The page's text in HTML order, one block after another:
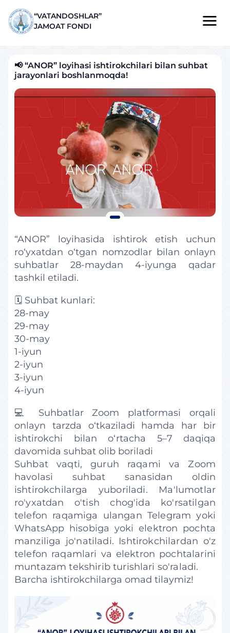
“VATANDOSHLAR”
JAMOAT FONDI
📢 “ANOR” loyihasi ishtirokchilari bilan suhbat
jarayonlari boshlanmoqda!
“ANOR” loyihasida ishtirok etish uchun
ro‘yxatdan o‘tgan nomzodlar bilan onlayn
suhbatlar 28-maydan 4-iyunga qadar
tashkil etiladi.
🗓 Suhbat kunlari:
28-may
29-may
30-may
1-iyun
2-iyun
3-iyun
4-iyun
💻 Suhbatlar Zoom platformasi orqali
onlayn tarzda o‘tkaziladi hamda har bir
ishtirokchi bilan o‘rtacha 5–7 daqiqa
davomida suhbat olib boriladi
Suhbat vaqti, guruh raqami va Zoom
havolasi suhbat sanasidan oldin
ishtirokchilarga yuboriladi. Ma'lumotlar
ro'yxatdan o'tish chog'ida ko'rsatilgan
telefon raqamiga ulangan Telegram yoki
WhatsApp hisobiga yoki elektron pochta
manziliga jo'natiladi. Ishtirokchilardan o'z
telefon raqamlari va elektron pochtalarini
muntazam tekshirib turishlari so'raladi.
Barcha ishtirokchilarga omad tilaymiz!